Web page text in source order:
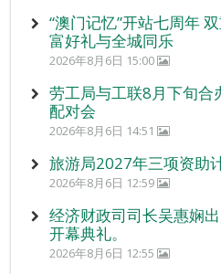
“澳门记忆”开站七周年
富好礼与全城同乐
2026年8月6日 15:00
劳工局与工联8月下旬合
配对会
2026年8月6日 14:51
旅游局2027年三项资助
2026年8月6日 12:59
经济财政司司长吴惠娴
开幕典礼。
2026年8月6日 12:55